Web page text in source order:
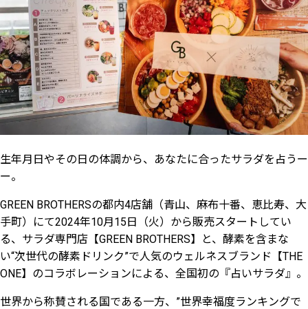
生年月日やその日の体調から、あなたに合ったサラダを占うー
ー。
GREEN BROTHERSの都内4店舗（青山、麻布十番、恵比寿、大
手町）にて2024年10月15日（火）から販売スタートしてい
る、サラダ専門店【GREEN BROTHERS】と、酵素を含まな
い“次世代の酵素ドリンク”で人気のウェルネスブランド【THE
ONE】のコラボレーションによる、全国初の『占いサラダ』。
世界から称賛される国である一方、”世界幸福度ランキングで